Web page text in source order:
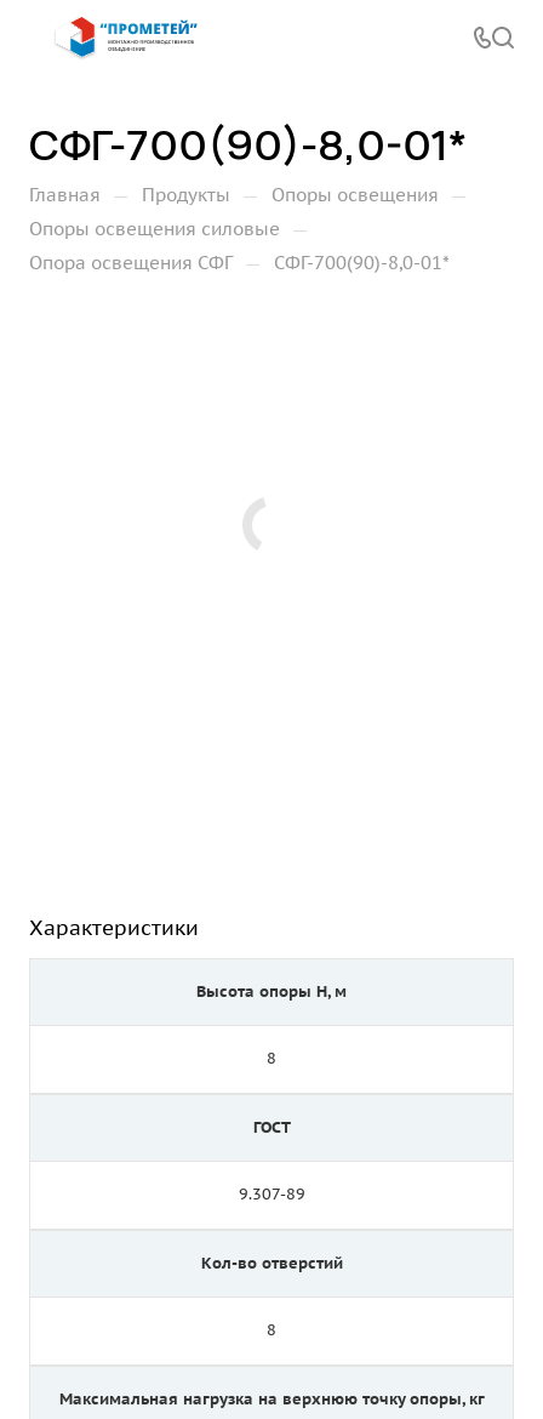
СФГ-700(90)-8,0-01*
Главная — Продукты — Опоры освещения —
Опоры освещения силовые —
Опора освещения СФГ — СФГ-700(90)-8,0-01*
Характеристики
Высота опоры Н, м
8
ГОСТ
9.307-89
Кол-во отверстий
8
Максимальная нагрузка на верхнюю точку опоры, кг